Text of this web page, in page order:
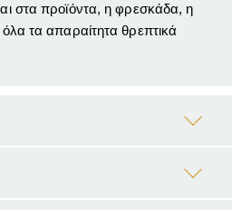
στα προϊόντα, η φρεσκάδα, η
τα απαραίτητα θρεπτικά